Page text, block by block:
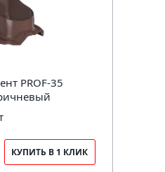
PROF-35
КУПИТЬ В 1 КЛИК